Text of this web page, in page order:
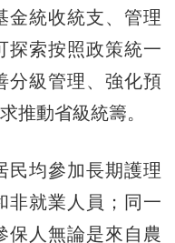
金統收統支、管理
探索按照政策統一
分級管理、強化預
推動省級統籌。
均參加長期護理
非就業人員；同一
保人無論是來自農